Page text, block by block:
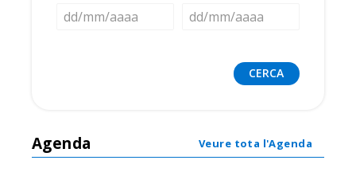
Agenda Veure tota l'Agenda